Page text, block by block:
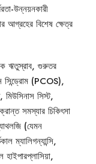
উন্নয়নকারী
আগ্রহের বিশেষ ক্ষেত্র
ঋতুস্রাব, গুরুতর
সিন্ড্রোম (PCOS),
মিউসিনাস সিস্ট,
সমস্যার চিকিৎসা
(যেমন
ম্যালিগন্যান্সি,
হাইপারপ্লাসিয়া,